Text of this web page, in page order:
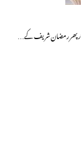
پھر رمضان شریف کے…